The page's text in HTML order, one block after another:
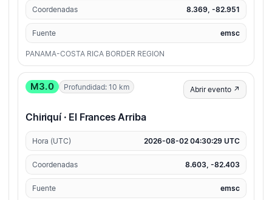
Coordenadas 8.369, -82.951
Fuente emsc
PANAMA-COSTA RICA BORDER REGION
M3.0 Profundidad: 10 km Abrir evento ↗
Chiriquí · El Frances Arriba
Hora (UTC) 2026-08-02 04:30:29 UTC
Coordenadas 8.603, -82.403
Fuente emsc